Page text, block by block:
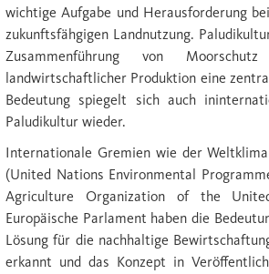
wichtige Aufgabe und Herausforderung
zukunftsfähgigen Landnutzung.
Zusammenführung von
landwirtschaftlicher Produktion eine
Bedeutung spiegelt sich auch
Paludikultur wieder.
Internationale Gremien wie der
(United Nations Environmental
Agriculture Organization of the
Europäische Parlament haben die
Lösung für die nachhaltige
erkannt und das Konzept in